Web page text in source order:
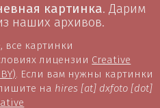
картинка. Дарим
наших архивов.
все картинки
лицензии Creative
. Если вам нужны картинки
на hires [at] dxfoto [dot]